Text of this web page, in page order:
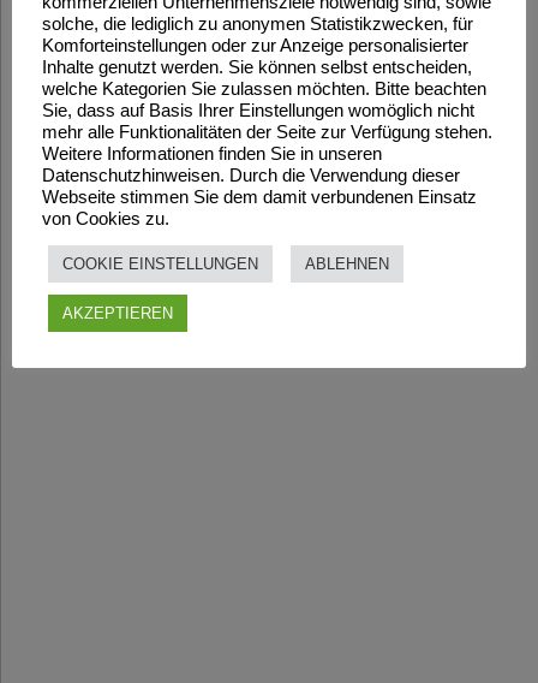
solche, die lediglich zu anonymen Statistikzwecken, für
Komforteinstellungen oder zur Anzeige personalisierter
Inhalte genutzt werden. Sie können selbst entscheiden,
welche Kategorien Sie zulassen möchten. Bitte beachten
Sie, dass auf Basis Ihrer Einstellungen womöglich nicht
mehr alle Funktionalitäten der Seite zur Verfügung stehen.
Weitere Informationen finden Sie in unseren
Datenschutzhinweisen. Durch die Verwendung dieser
Webseite stimmen Sie dem damit verbundenen Einsatz
von Cookies zu.
COOKIE EINSTELLUNGEN ABLEHNEN
AKZEPTIEREN